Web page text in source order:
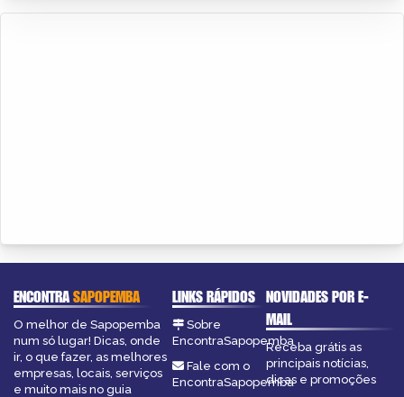
ENCONTRASAPOPEMBA
O melhor de Sapopemba
num só lugar! Dicas, onde
ir, o que fazer, as melhores
empresas, locais, serviços
e muito mais no guia
LINKS RÁPIDOS
Sobre
EncontraSapopemba
Fale com o
EncontraSapopemba
NOVIDADES POR E-
MAIL
Receba grátis as
principais notícias,
dicas e promoções